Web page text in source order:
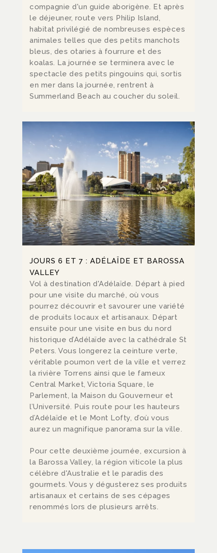
compagnie d'un guide aborigène. Et après
le déjeuner, route vers Philip Island,
habitat privilégié de nombreuses espèces
animales telles que des petits manchots
bleus, des otaries à fourrure et des
koalas. La journée se terminera avec le
spectacle des petits pingouins qui, sortis
en mer dans la journée, rentrent à
Summerland Beach au coucher du soleil.
JOURS 6 ET 7 : ADÉLAÏDE ET BAROSSA
VALLEY
Vol à destination d'Adélaïde. Départ à pied
pour une visite du marché, où vous
pourrez découvrir et savourer une variété
de produits locaux et artisanaux. Départ
ensuite pour une visite en bus du nord
historique d’Adélaïde avec la cathédrale St
Peters. Vous longerez la ceinture verte,
véritable poumon vert de la ville et verrez
la rivière Torrens ainsi que le fameux
Central Market, Victoria Square, le
Parlement, la Maison du Gouverneur et
l’Université. Puis route pour les hauteurs
d’Adélaïde et le Mont Lofty, d’où vous
aurez un magnifique panorama sur la ville.
Pour cette deuxième journée, excursion à
la Barossa Valley, la région viticole la plus
célèbre d'Australie et le paradis des
gourmets. Vous y dégusterez ses produits
artisanaux et certains de ses cépages
renommés lors de plusieurs arrêts.